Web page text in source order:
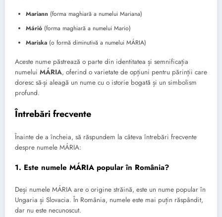
Mariann (forma maghiară a numelui Mariana)
Márió (forma maghiară a numelui Mario)
Mariska (o formă diminutivă a numelui MÁRIA)
Aceste nume păstrează o parte din identitatea și semnificația
numelui MÁRIA, oferind o varietate de opțiuni pentru părinții care
doresc să-și aleagă un nume cu o istorie bogată și un simbolism
profund.
Întrebări frecvente
Înainte de a încheia, să răspundem la câteva întrebări frecvente
despre numele MÁRIA:
1. Este numele MÁRIA popular în România?
Deși numele MÁRIA are o origine străină, este un nume popular în
Ungaria și Slovacia. În România, numele este mai puțin răspândit,
dar nu este necunoscut.